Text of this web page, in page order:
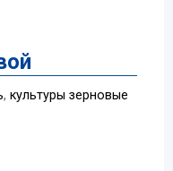
, культуры зерновые